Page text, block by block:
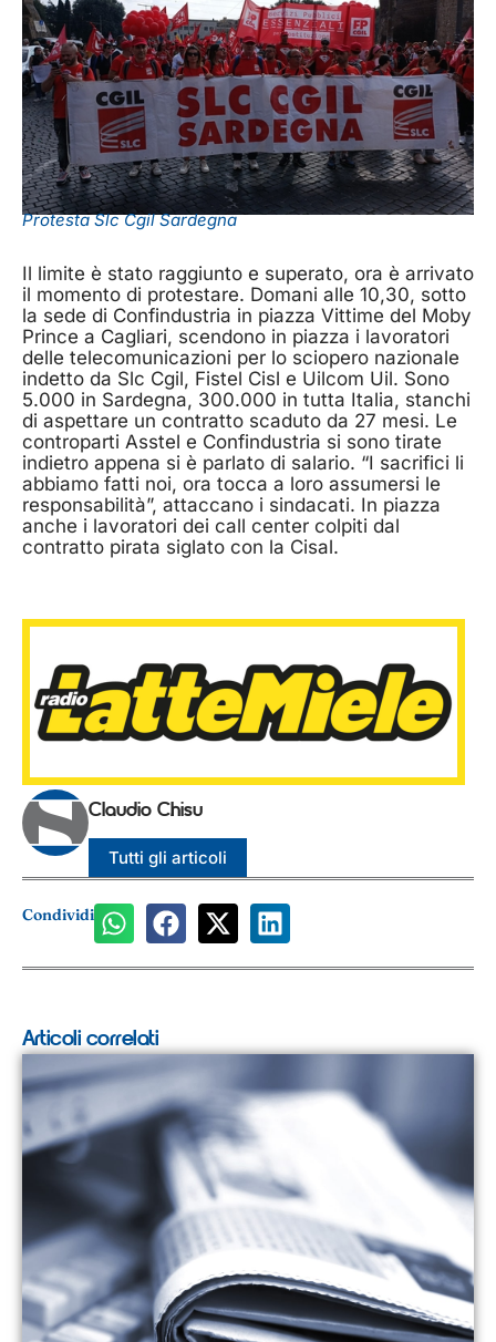
Protesta Slc Cgil Sardegna
Il limite è stato raggiunto e superato, ora è arrivato
il momento di protestare. Domani alle 10,30, sotto
la sede di Confindustria in piazza Vittime del Moby
Prince a Cagliari, scendono in piazza i lavoratori
delle telecomunicazioni per lo sciopero nazionale
indetto da Slc Cgil, Fistel Cisl e Uilcom Uil. Sono
5.000 in Sardegna, 300.000 in tutta Italia, stanchi
di aspettare un contratto scaduto da 27 mesi. Le
controparti Asstel e Confindustria si sono tirate
indietro appena si è parlato di salario. “I sacrifici li
abbiamo fatti noi, ora tocca a loro assumersi le
responsabilità”, attaccano i sindacati. In piazza
anche i lavoratori dei call center colpiti dal
contratto pirata siglato con la Cisal.
Claudio Chisu
Tutti gli articoli
Condividi
Articoli correlati